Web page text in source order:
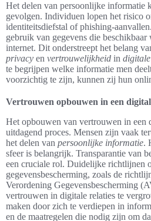
Het delen van persoonlijke informatie
gevolgen. Individuen lopen het risico
identiteitsdiefstal of phishing-
gebruik van gegevens die beschikbaar
internet. Dit onderstreept het belang
privacy en vertrouwelijkheid in
te begrijpen welke informatie men
voorzichtig te zijn, kunnen zij hun
Vertrouwen opbouwen in een
Het opbouwen van vertrouwen in een
uitdagend proces. Mensen zijn vaak
het delen van persoonlijke informatie.
sfeer is belangrijk. Transparantie van
een cruciale rol. Duidelijke richtlijnen
gegevensbescherming, zoals de
Verordening Gegevensbescherming
vertrouwen in digitale relaties te
maken door zich te verdiepen in
en de maatregelen die nodig zijn om